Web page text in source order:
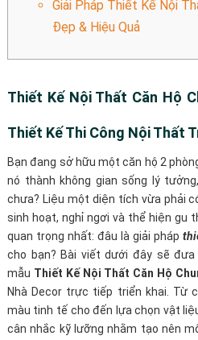
Giải Pháp Thiết Kế Nội
Đẹp & Hiệu Quả
Thiết Kế Nội Thất Căn Hộ
Thiết Kế Thi Công Nội Thất
Bạn đang sở hữu một căn hộ 2
nó thành không gian sống lý
chưa? Liệu một diện tích vừa phải
sinh hoạt, nghỉ ngơi và thể hiện gu
quan trọng nhất: đâu là giải pháp
cho bạn? Bài viết dưới đây sẽ
mẫu Thiết Kế Nội Thất Căn Hộ
Nhà Decor trực tiếp triển khai. Từ
màu tinh tế cho đến lựa chọn vật
cân nhắc kỹ lưỡng nhằm tạo nên